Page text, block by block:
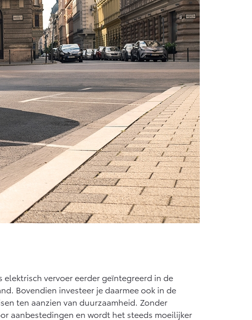
elektrisch vervoer eerder geïntegreerd in de
Bovendien investeer je daarmee ook in de
ten aanzien van duurzaamheid. Zonder
aanbestedingen en wordt het steeds moeilijker